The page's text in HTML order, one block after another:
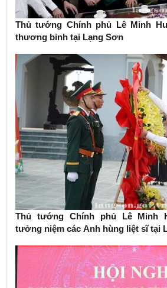
Thủ tướng Chính phủ Lê Minh
thương binh tại Lạng Sơn
Thủ tướng Chính phủ Lê Minh
tưởng niệm các Anh hùng liệt sĩ tại